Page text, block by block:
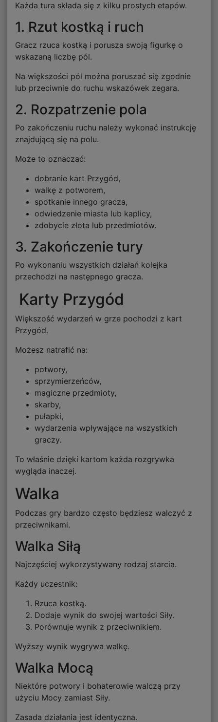
Każda tura składa się z kilku prostych etapów.
1. Rzut kostką i ruch
Gracz rzuca kostką i porusza swoją figurkę o
wskazaną liczbę pól.
Na większości pól można poruszać się zgodnie
lub przeciwnie do ruchu wskazówek zegara.
2. Rozpatrzenie pola
Po zakończeniu ruchu należy wykonać instrukcję
znajdującą się na polu.
Może to oznaczać:
dobranie kart Przygód,
walkę z potworem,
spotkanie innego gracza,
odwiedzenie miasta lub kaplicy,
zdobycie złota lub przedmiotów.
3. Zakończenie tury
Po wykonaniu wszystkich działań kolejka
przechodzi na następnego gracza.
Karty Przygód
Większość wydarzeń w grze pochodzi z kart
Przygód.
Możesz natrafić na:
potwory,
sprzymierzeńców,
magiczne przedmioty,
skarby,
pułapki,
wydarzenia wpływające na wszystkich
graczy.
To właśnie dzięki kartom każda rozgrywka
wygląda inaczej.
Walka
Podczas gry bardzo często będziesz walczyć z
przeciwnikami.
Walka Siłą
Najczęściej wykorzystywany rodzaj starcia.
Każdy uczestnik:
Rzuca kostką.
Dodaje wynik do swojej wartości Siły.
Porównuje wynik z przeciwnikiem.
Wyższy wynik wygrywa walkę.
Walka Mocą
Niektóre potwory i bohaterowie walczą przy
użyciu Mocy zamiast Siły.
Zasada działania jest identyczna.